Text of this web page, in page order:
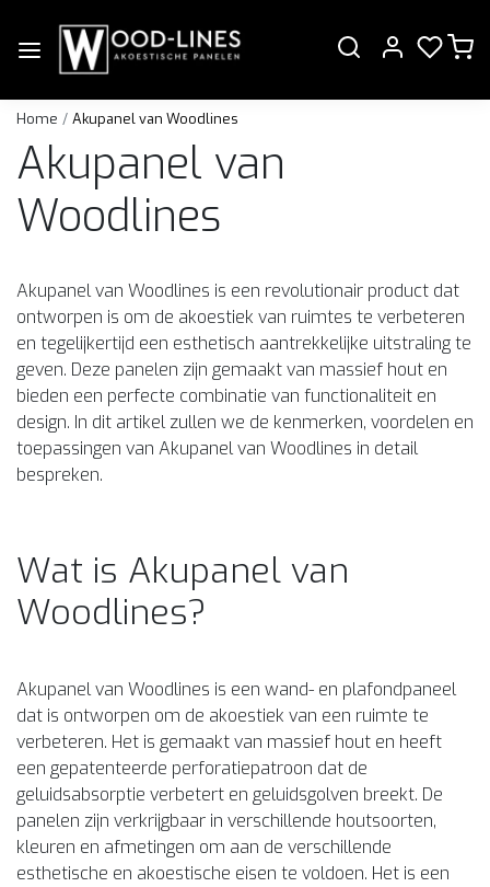
Home Akupanel van Woodlines
Akupanel van
Woodlines
Akupanel van Woodlines is een revolutionair product dat
ontworpen is om de akoestiek van ruimtes te verbeteren
en tegelijkertijd een esthetisch aantrekkelijke uitstraling te
geven. Deze panelen zijn gemaakt van massief hout en
bieden een perfecte combinatie van functionaliteit en
design. In dit artikel zullen we de kenmerken, voordelen en
toepassingen van Akupanel van Woodlines in detail
bespreken.
Wat is Akupanel van
Woodlines?
Akupanel van Woodlines is een wand- en plafondpaneel
dat is ontworpen om de akoestiek van een ruimte te
verbeteren. Het is gemaakt van massief hout en heeft
een gepatenteerde perforatiepatroon dat de
geluidsabsorptie verbetert en geluidsgolven breekt. De
panelen zijn verkrijgbaar in verschillende houtsoorten,
kleuren en afmetingen om aan de verschillende
esthetische en akoestische eisen te voldoen. Het is een